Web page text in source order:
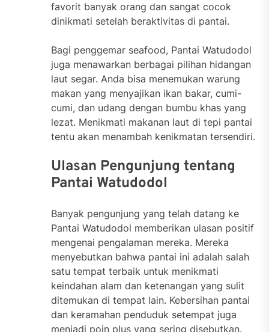
favorit banyak orang dan sangat cocok
dinikmati setelah beraktivitas di pantai.
Bagi penggemar seafood, Pantai Watudodol
juga menawarkan berbagai pilihan hidangan
laut segar. Anda bisa menemukan warung
makan yang menyajikan ikan bakar, cumi-
cumi, dan udang dengan bumbu khas yang
lezat. Menikmati makanan laut di tepi pantai
tentu akan menambah kenikmatan tersendiri.
Ulasan Pengunjung tentang
Pantai Watudodol
Banyak pengunjung yang telah datang ke
Pantai Watudodol memberikan ulasan positif
mengenai pengalaman mereka. Mereka
menyebutkan bahwa pantai ini adalah salah
satu tempat terbaik untuk menikmati
keindahan alam dan ketenangan yang sulit
ditemukan di tempat lain. Kebersihan pantai
dan keramahan penduduk setempat juga
menjadi poin plus yang sering disebutkan.